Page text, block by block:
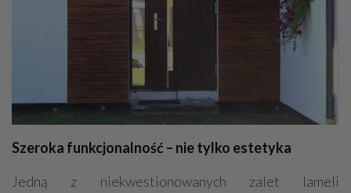
Szeroka funkcjonalność – nie tylko estetyka
Jedną z niekwestionowanych zalet lameli